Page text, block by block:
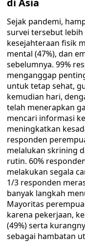
di Asia
Sejak pandemi,
survei tersebut
kesejahteraan fisik
mental (47%), dan
sebelumnya. 99%
menganggap
untuk tetap sehat,
kemudian hari,
telah menerapkan
mencari informasi
meningkatkan
responden
melalukan skrining
rutin. 60%
melakukan segala
1/3 responden
banyak langkah
Mayoritas
karena pekerjaan,
(49%) serta
sebagai hambatan